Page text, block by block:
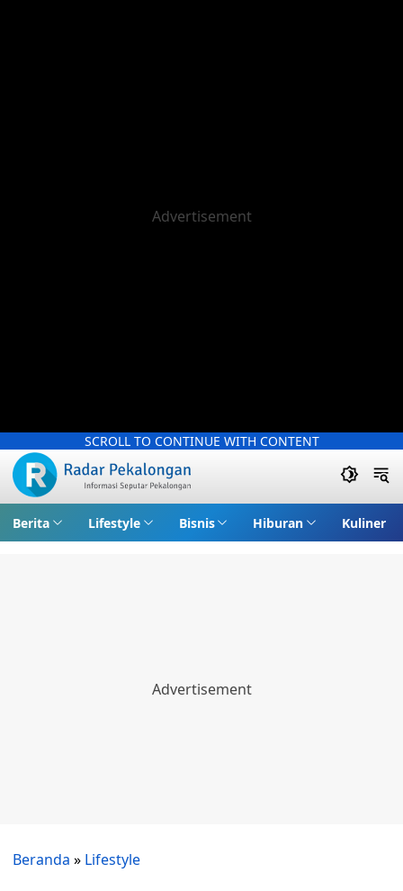
SCROLL TO CONTINUE WITH CONTENT
Berita Lifestyle Bisnis Hiburan Kuliner
Beranda » Lifestyle